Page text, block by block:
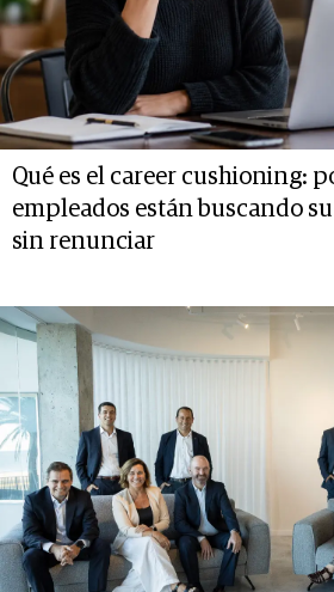
Qué es el career cushioning:
empleados están buscando
sin renunciar